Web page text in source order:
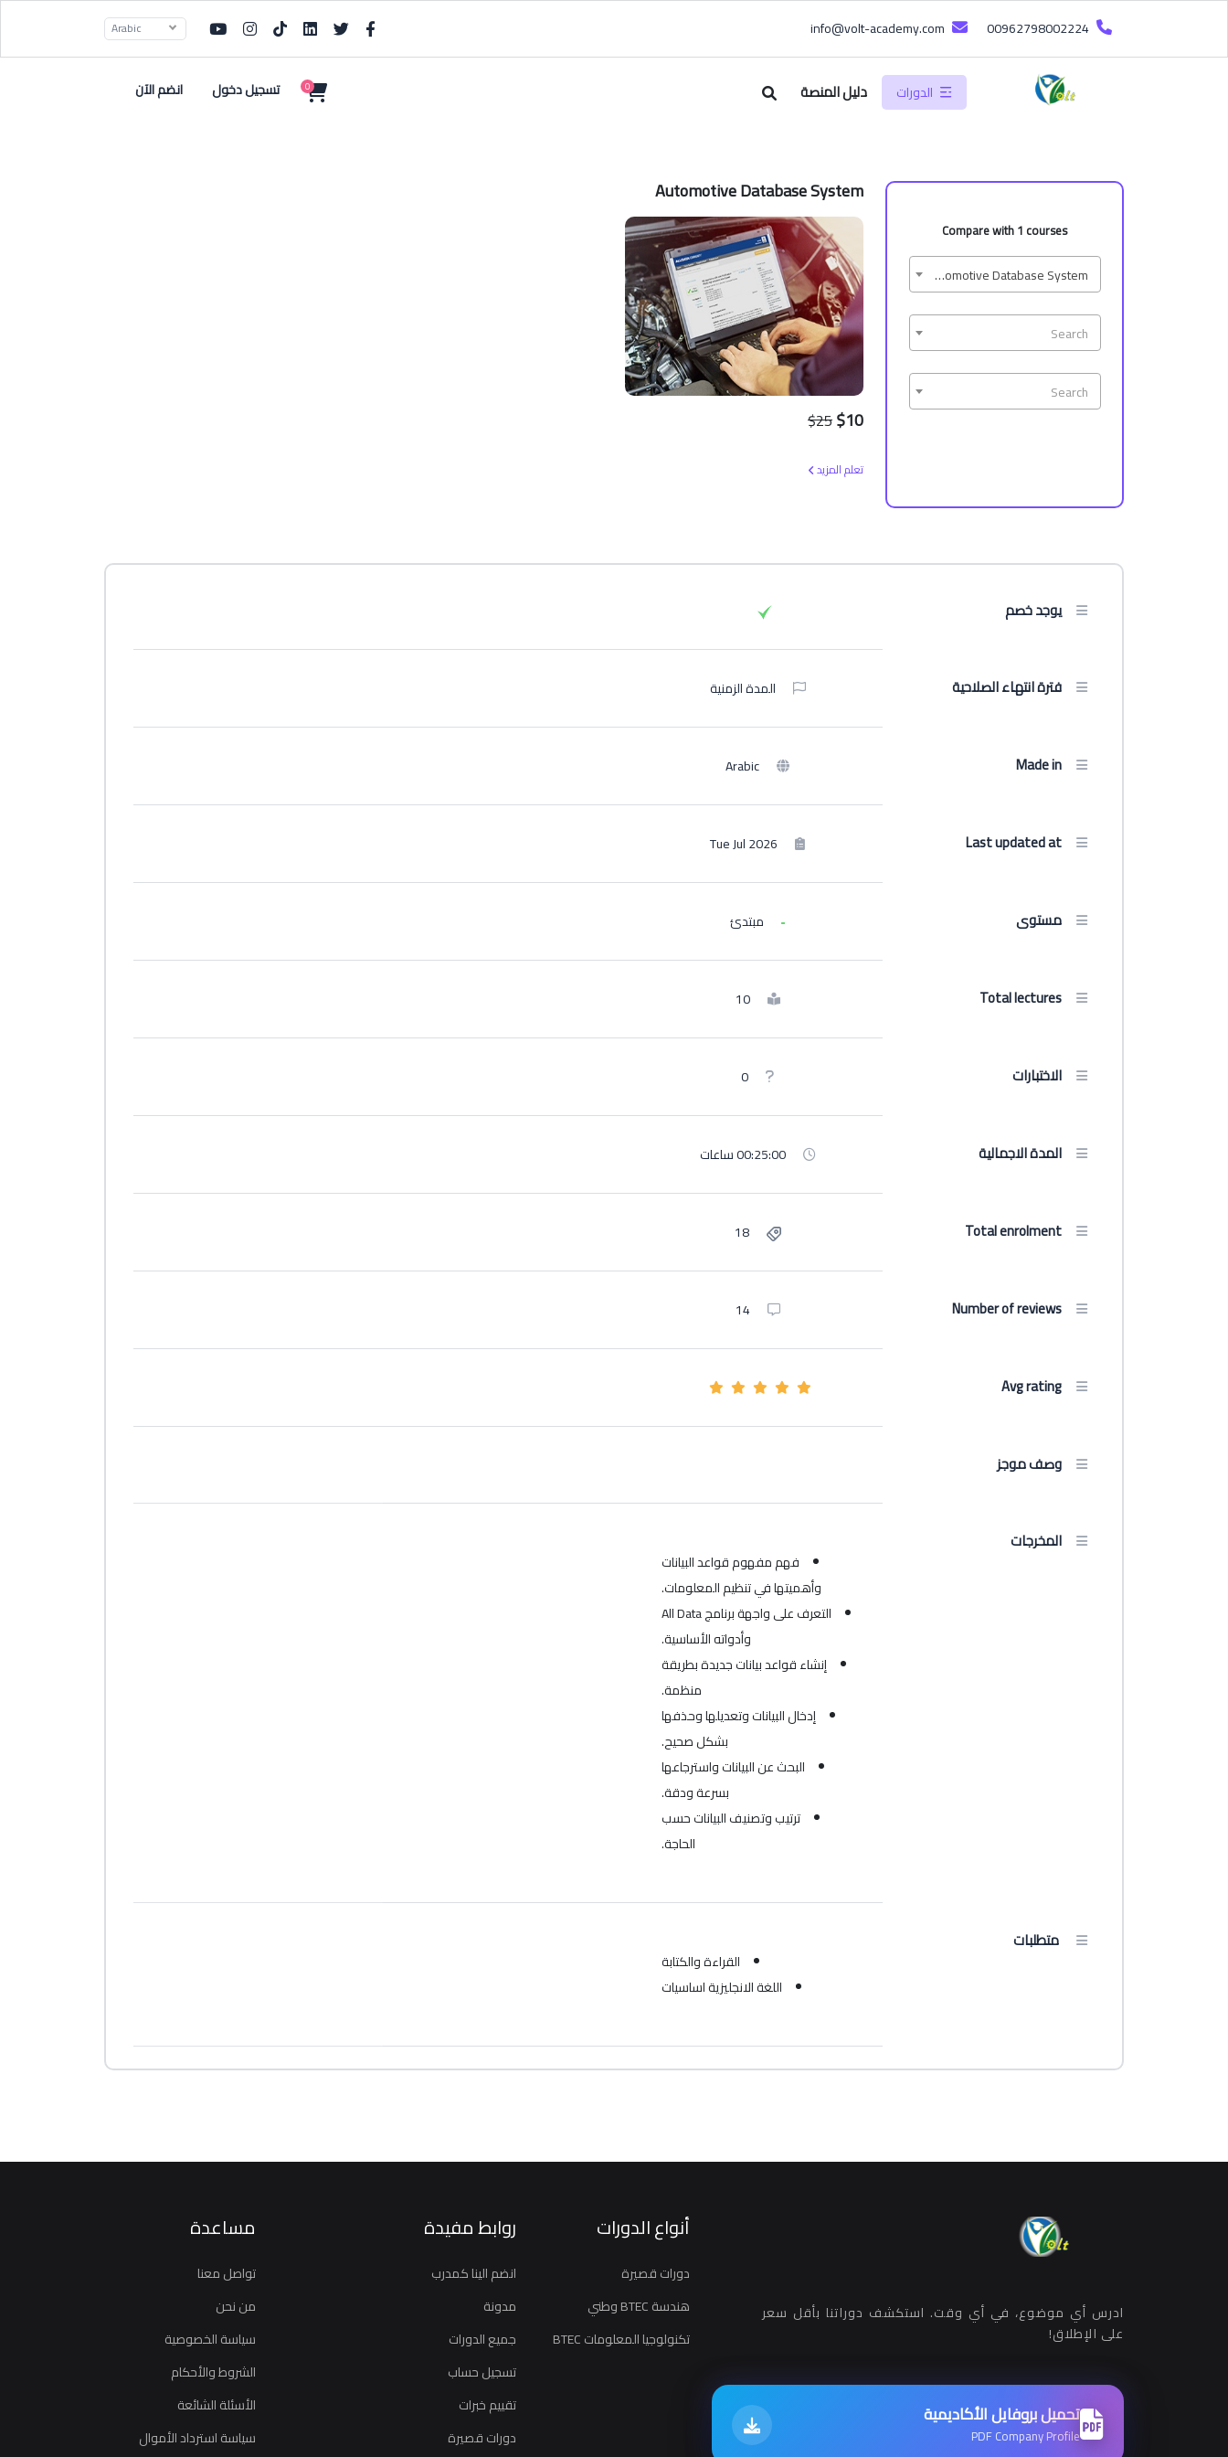
Arabic
الدورات دليل المنصة 0 تسجيل دخول انضم الآن
Compare with 1 courses
Automotive Database System
Search
Search
Automotive Database System
$10
$25
تعلم المزيد
يوجد خصم
فترة انتهاء الصلاحية المدة الزمنية
Made in
Last updated at
مستوى مبتدئ
Total lectures
10
الاختبارات
المدة الاجمالية 00:25:00 ساعات
Total enrolment
18
Number of reviews
14
Avg rating
وصف موجز
المخرجات
فهم مفهوم قواعد البيانات
وأهميتها في تنظيم المعلومات.
التعرف على واجهة برنامج All Data
وأدواته الأساسية.
إنشاء قواعد بيانات جديدة بطريقة
منظمة.
إدخال البيانات وتعديلها وحذفها
بشكل صحيح.
البحث عن البيانات واسترجاعها
بسرعة ودقة.
ترتيب وتصنيف البيانات حسب
الحاجة.
متطلبات
القراءة والكتابة
اللغة الانجليزية اساسيات
ادرس أي موضوع، في أي وقت. استكشف دوراتنا بأقل سعر
على الإطلاق!
تحميل بروفايل الأكاديمية
PDF Company Profile
أنواع الدورات
دورات قصيرة
هندسة BTEC وطني
تكنولوجيا المعلومات BTEC
روابط مفيدة
انضم الينا كمدرب
مدونة
جميع الدورات
تسجيل حساب
تقييم خبرات
دورات قصيرة
مساعدة
تواصل معنا
من نحن
سياسة الخصوصية
الشروط والأحكام
الأسئلة الشائعة
سياسة استرداد الأموال